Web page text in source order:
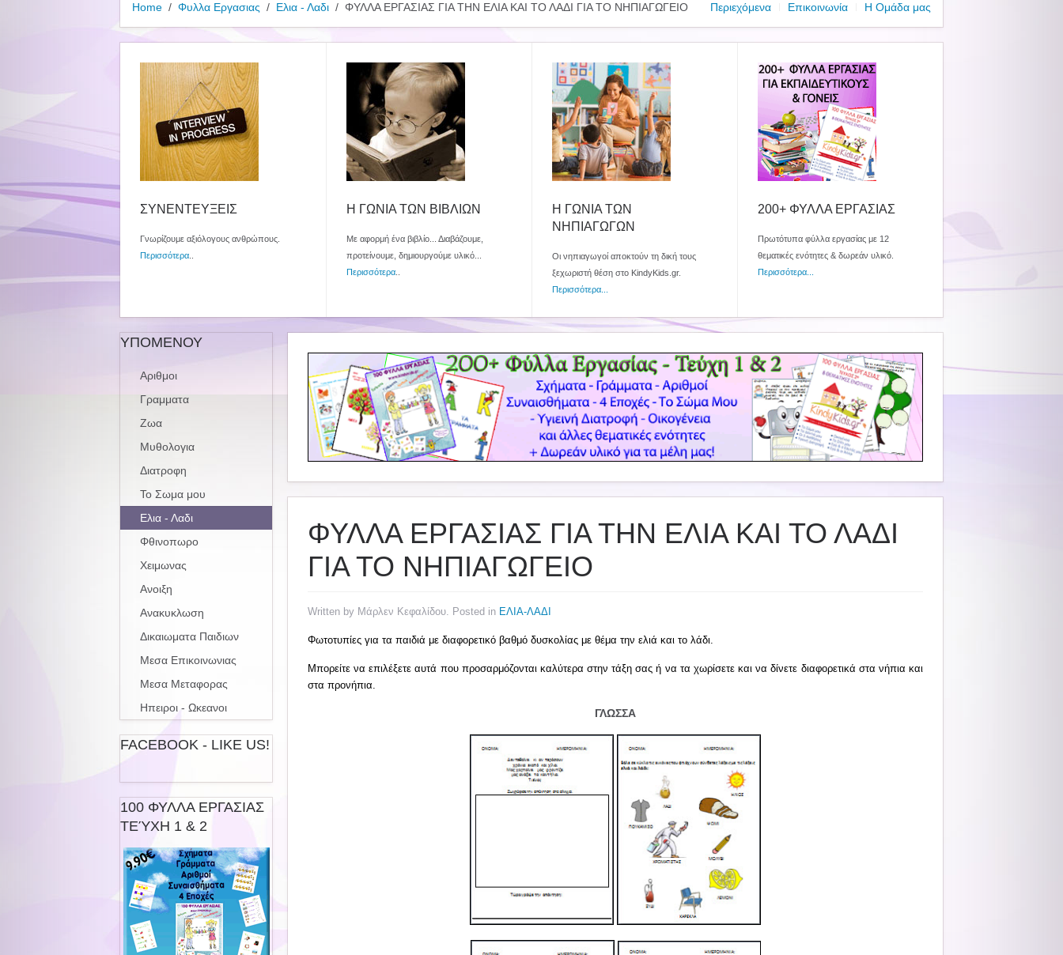
Home Φυλλα Εργασιας Ελια - Λαδι ΦΥΛΛΑ ΕΡΓΑΣΙΑΣ ΓΙΑ ΤΗΝ ΕΛΙΑ ΚΑΙ ΤΟ ΛΑΔΙ ΓΙΑ ΤΟ ΝΗΠΙΑΓΩΓΕΙΟ Περιεχόμενα Επικοινωνία Η Ομάδα μας
ΣΥΝΕΝΤΕΥΞΕΙΣ
Γνωρίζουμε αξιόλογους ανθρώπους.
Περισσότερα
Η ΓΩΝΙΑ ΤΩΝ ΒΙΒΛΙΩΝ
Με αφορμή ένα βιβλίο... Διαβάζουμε,
προτείνουμε, δημιουργούμε υλικό...
Περισσότερα
Η ΓΩΝΙΑ ΤΩΝ
ΝΗΠΙΑΓΩΓΩΝ
Οι νηπιαγωγοί αποκτούν τη δική τους
ξεχωριστή θέση στο KindyKids.gr.
Περισσότερα...
200+ ΦΥΛΛΑ ΕΡΓΑΣΙΑΣ
Πρωτότυπα φύλλα εργασίας με 12
θεματικές ενότητες & δωρεάν υλικό.
Περισσότερα...
ΦΥΛΛΑ ΕΡΓΑΣΙΑΣ ΓΙΑ ΤΗΝ ΕΛΙΑ ΚΑΙ ΤΟ ΛΑΔΙ
ΓΙΑ ΤΟ ΝΗΠΙΑΓΩΓΕΙΟ
Written by Μάρλεν Κεφαλίδου. Posted in ΕΛΙΑ-ΛΑΔΙ
Φωτοτυπίες για τα παιδιά με διαφορετικό βαθμό δυσκολίας με θέμα την ελιά και το λάδι.
Μπορείτε να επιλέξετε αυτά που προσαρμόζονται καλύτερα στην τάξη σας ή να τα χωρίσετε και να δίνετε διαφορετικά στα νήπια και
στα προνήπια.
ΓΛΩΣΣΑ
ΥΠΟΜΕΝΟΥ
Αριθμοι
Γραμματα
Ζωα
Μυθολογια
Διατροφη
Το Σωμα μου
Ελια - Λαδι
Φθινοπωρο
Χειμωνας
Ανοιξη
Ανακυκλωση
Δικαιωματα Παιδιων
Μεσα Επικοινωνιας
Μεσα Μεταφορας
Ηπειροι - Ωκεανοι
FACEBOOK - LIKE US!
100 ΦΥΛΛΑ ΕΡΓΑΣΙΑΣ
ΤΕΎΧΗ 1 & 2